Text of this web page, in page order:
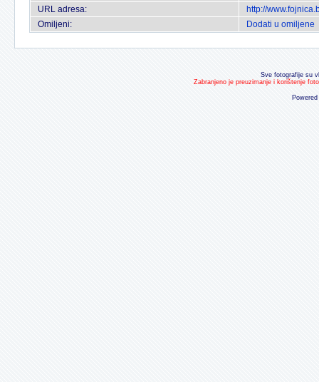
URL adresa:
http://
Omiljeni:
Dodati u omiljene
Sve fotografije su
Zabranjeno je preuzimanje i korištenje